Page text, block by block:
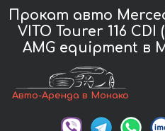
Прокат авто
VITO Tourer 116 CDI
AMG equipment в
Авто-Аренда в Монако